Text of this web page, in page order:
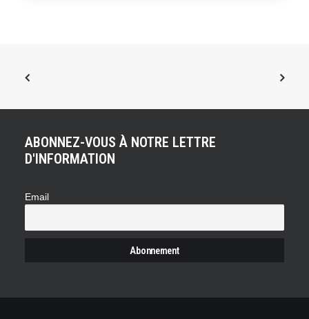
ABONNEZ-VOUS À NOTRE LETTRE
D'INFORMATION
Email